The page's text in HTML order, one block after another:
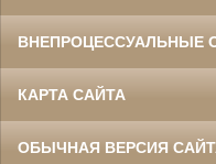
ВНЕПРОЦЕССУАЛЬНЫЕ
КАРТА САЙТА
ОБЫЧНАЯ ВЕРСИЯ